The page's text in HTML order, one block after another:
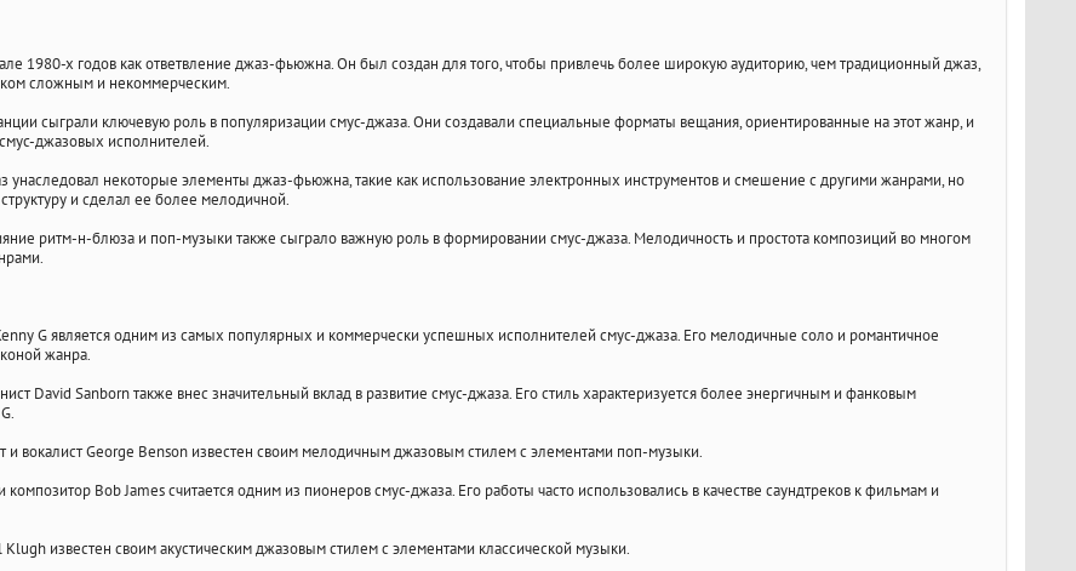
1980-х годов как ответвление джаз-фьюжна. Он был создан для того, чтобы привлечь более широкую аудиторию, чем традиционный джаз,
сложным и некоммерческим.
сыграли ключевую роль в популяризации смус-джаза. Они создавали специальные форматы вещания, ориентированные на этот жанр, и
джазовых исполнителей.
некоторые элементы джаз-фьюжна, такие как использование электронных инструментов и смешение с другими жанрами, но
и сделал ее более мелодичной.
ритм-н-блюза и поп-музыки также сыграло важную роль в формировании смус-джаза. Мелодичность и простота композиций во многом
G является одним из самых популярных и коммерчески успешных исполнителей смус-джаза. Его мелодичные соло и романтичное
жанра.
David Sanborn также внес значительный вклад в развитие смус-джаза. Его стиль характеризуется более энергичным и фанковым
и вокалист George Benson известен своим мелодичным джазовым стилем с элементами поп-музыки.
Bob James считается одним из пионеров смус-джаза. Его работы часто использовались в качестве саундтреков к фильмам и
Klugh известен своим акустическим джазовым стилем с элементами классической музыки.